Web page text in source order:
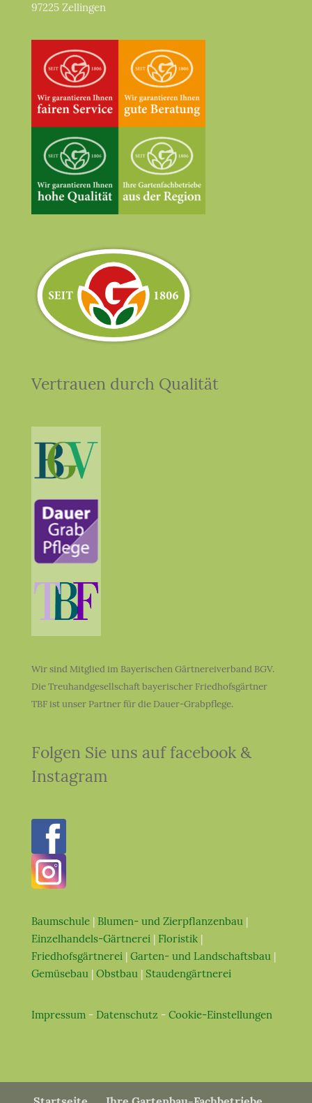
97225 Zellingen
Vertrauen durch Qualität
Wir sind Mitglied im Bayerischen Gärtnereiverband BGV.
Die Treuhandgesellschaft bayerischer Friedhofsgärtner
TBF ist unser Partner für die Dauer-Grabpflege.
Folgen Sie uns auf facebook &
Instagram
Baumschule| Blumen- und Zierpflanzenbau|
Einzelhandels-Gärtnerei| Floristik|
Friedhofsgärtnerei| Garten- und Landschaftsbau|
Gemüsebau| Obstbau| Staudengärtnerei
Impressum- Datenschutz - Cookie-Einstellungen